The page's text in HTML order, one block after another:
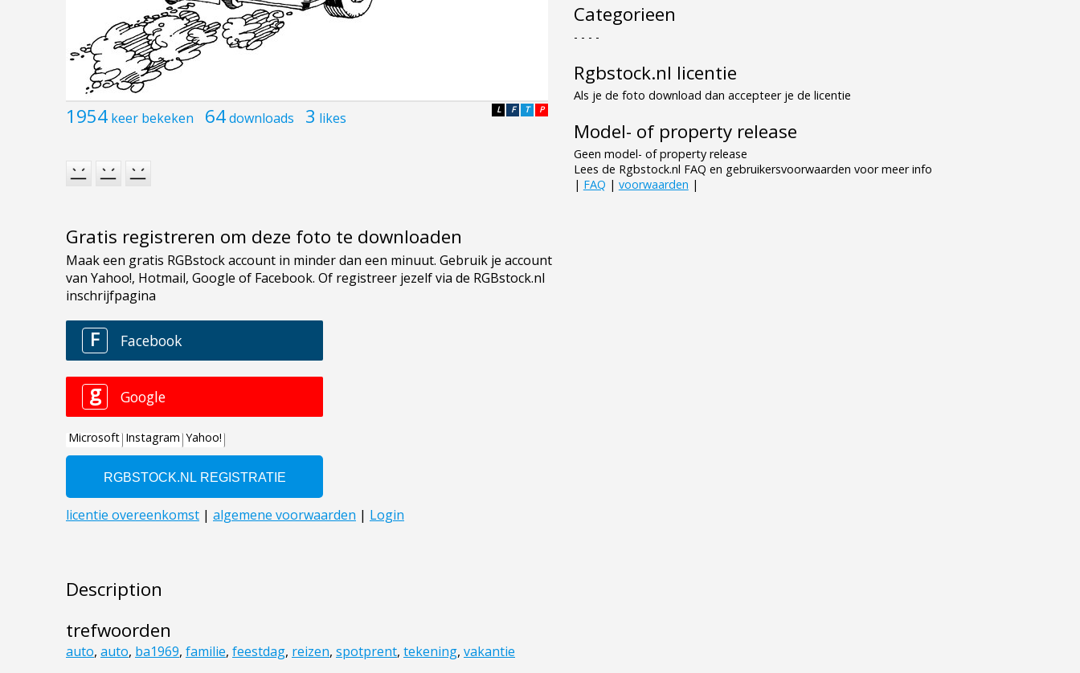
1954 keer bekeken 64downloads 3 likes P
T
F
L
Gratis registreren om deze foto te downloaden
Description
trefwoorden
auto, auto, ba1969, familie, feestdag, reizen, spotprent, tekening, vakantie
Categorieen
- - - -
Rgbstock.nl licentie
Als je de foto download dan accepteer je de licentie
Model- of property release
Geen model- of property release
Lees de Rgbstock.nl FAQ en gebruikersvoorwaarden voor meer info
| FAQ | voorwaarden |